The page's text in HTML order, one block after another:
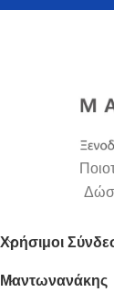
Χρήσιμοι
Μαντωνανάκης